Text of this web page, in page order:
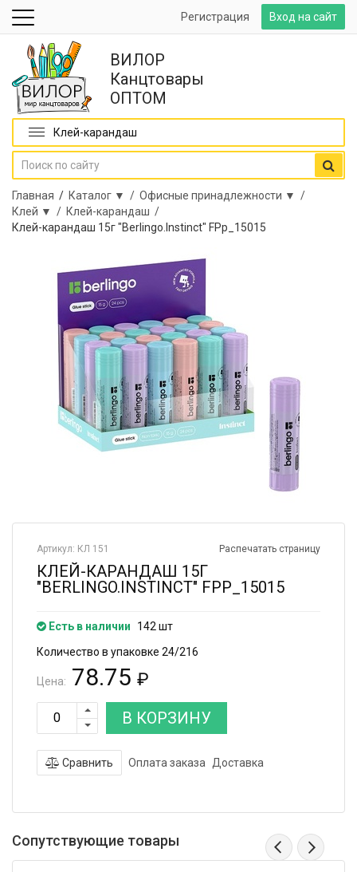
Вход на сайт
Регистрация
ВИЛОР
Канцтовары
ОПТОМ
Клей-карандаш
Главная / Каталог ▼ / Офисные принадлежности ▼ /
Клей ▼ / Клей-карандаш /
Клей-карандаш 15г "Berlingo.Instinct" FPp_15015
Распечатать страницу
Артикул: КЛ 151
КЛЕЙ-КАРАНДАШ 15Г
"BERLINGO.INSTINCT" FPP_15015
Есть в наличии
142 шт
Количество в упаковке 24/216
Цена: 78.75 ₽
В КОРЗИНУ
Сравнить Оплата заказа Доставка
Сопутствующие товары